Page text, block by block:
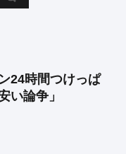
24時間つけっぱ
い論争」